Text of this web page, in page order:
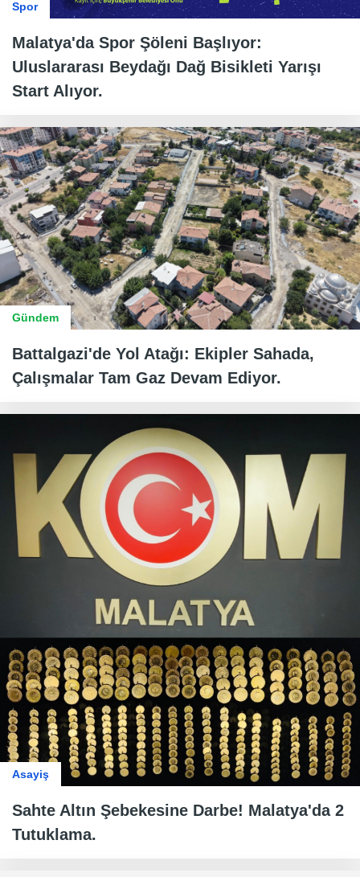
Spor
Malatya'da Spor Şöleni Başlıyor:
Uluslararası Beydağı Dağ Bisikleti Yarışı
Start Alıyor.
Gündem
Battalgazi'de Yol Atağı: Ekipler Sahada,
Çalışmalar Tam Gaz Devam Ediyor.
Asayiş
Sahte Altın Şebekesine Darbe! Malatya'da 2
Tutuklama.